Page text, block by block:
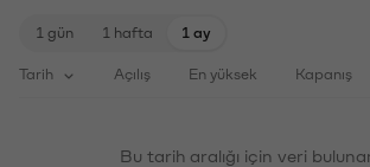
1 gün 1 hafta 1 ay
Tarih Açılış En yüksek Kapanış
Bu tarih aralığı için veri